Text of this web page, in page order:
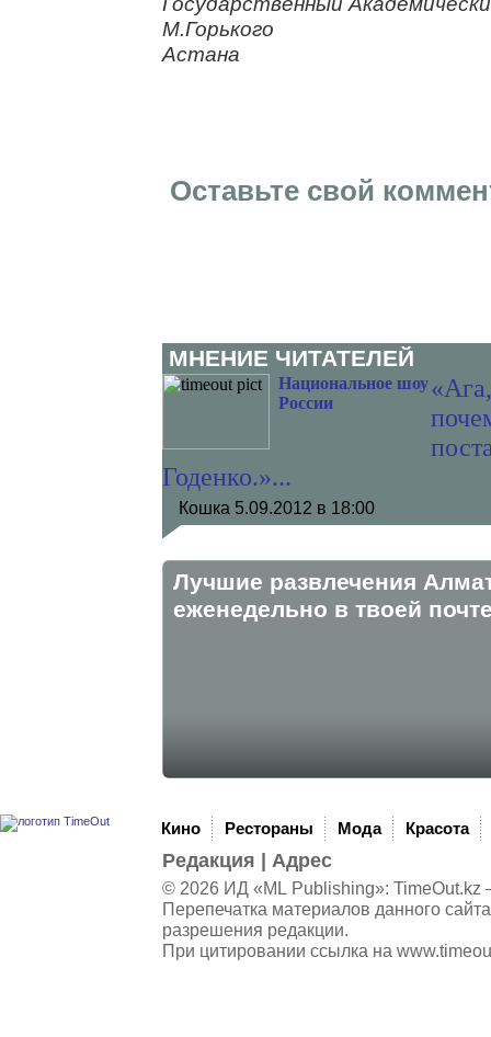
М.Горького
Астана
Оставьте свой
МНЕНИЕ ЧИТАТЕЛЕЙ
Национальное шоу
России
Годенко.»...
Кошка 5.09.2012 в 18:00
Лучшие развлечения
eженедельно в твоей
Кино Рестораны Мода Красота
Редакция Адрес
© 2026 ИД «ML Publishing»: TimeOut.kz
Перепечатка материалов данного
разрешения редакции.
При цитировании ссылка на